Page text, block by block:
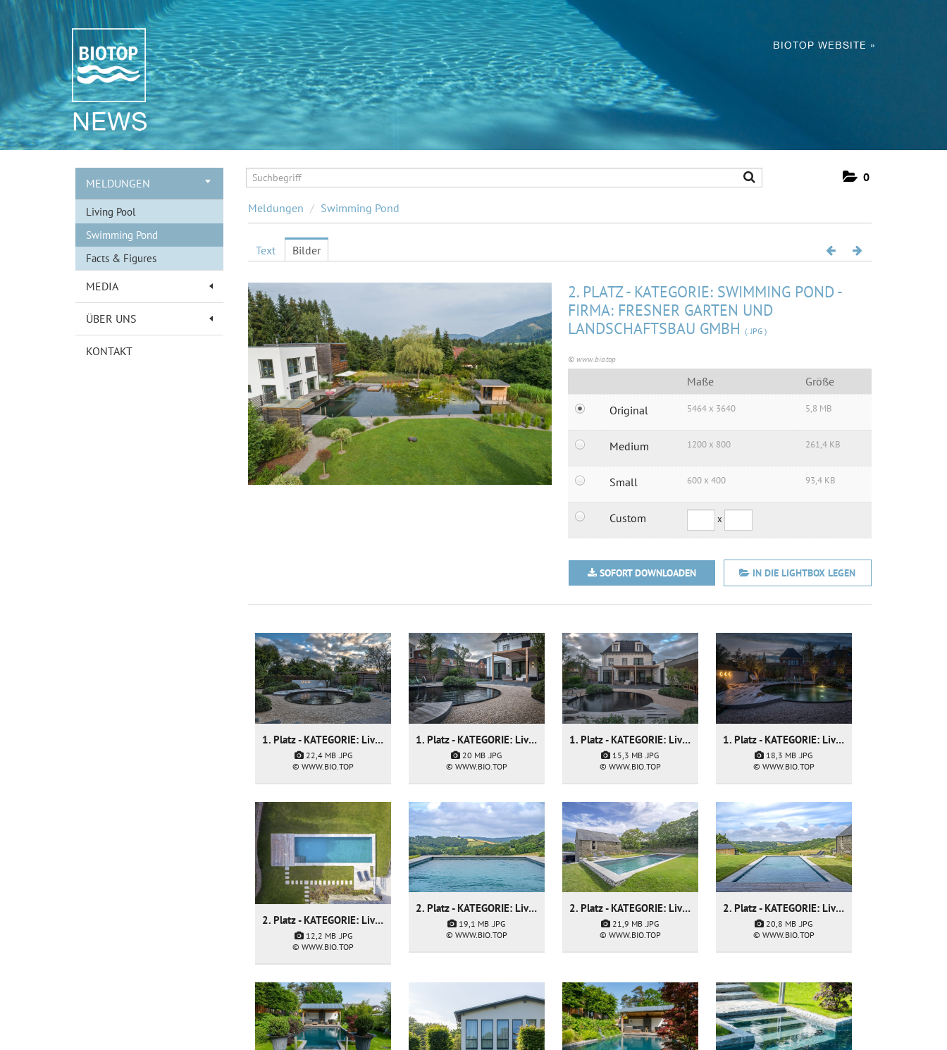
NEWS
BIOTOP WEBSITE »
0
MELDUNGEN
Living Pool
Swimming Pond
Facts & Figures
MEDIA
ÜBER UNS
KONTAKT
Meldungen / Swimming Pond
Text Bilder
2. PLATZ - KATEGORIE: SWIMMING POND -
FIRMA: FRESNER GARTEN UND
LANDSCHAFTSBAU GMBH (. JPG )
© www.bio.top
Maße Größe
Original 5464 x 3640 5,8 MB
Medium 1200 x 800 261,4 KB
Small 600 x 400 93,4 KB
Custom x
SOFORT DOWNLOADEN IN DIE LIGHTBOX LEGEN
1. Platz - KATEGORIE: Living Pool - Firma: Munter Tuinprojecten
22,4 MB .JPG
© WWW.BIO.TOP
1. Platz - KATEGORIE: Living Pool - Firma: Munter Tuinprojecten
20 MB .JPG
© WWW.BIO.TOP
1. Platz - KATEGORIE: Living Pool - Firma: Munter Tuinprojecten
15,3 MB .JPG
© WWW.BIO.TOP
1. Platz - KATEGORIE: Living Pool - Firma: Munter Tuinprojecten
18,3 MB .JPG
© WWW.BIO.TOP
2. Platz - KATEGORIE: Living Pool - Firma: Natural Swimming Pools Ltd
12,2 MB .JPG
© WWW.BIO.TOP
2. Platz - KATEGORIE: Living Pool - Firma: Natural Swimming Pools Ltd
19,1 MB .JPG
© WWW.BIO.TOP
2. Platz - KATEGORIE: Living Pool - Firma: Natural Swimming Pools Ltd
21,9 MB .JPG
© WWW.BIO.TOP
2. Platz - KATEGORIE: Living Pool - Firma: Natural Swimming Pools Ltd
20,8 MB .JPG
© WWW.BIO.TOP